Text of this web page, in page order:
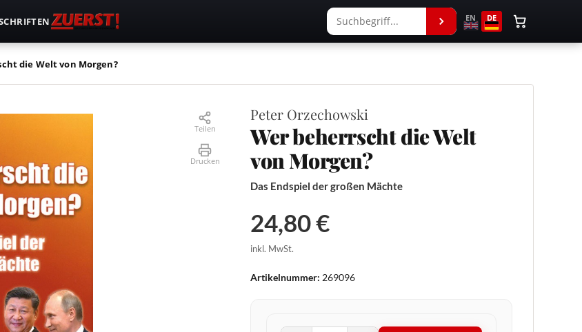
EN DE
die Welt von Morgen?
Teilen
Drucken
Peter Orzechowski
Wer beherrscht die Welt
von Morgen?
Das Endspiel der großen Mächte
24,80 €
inkl. MwSt.
Artikelnummer: 269096